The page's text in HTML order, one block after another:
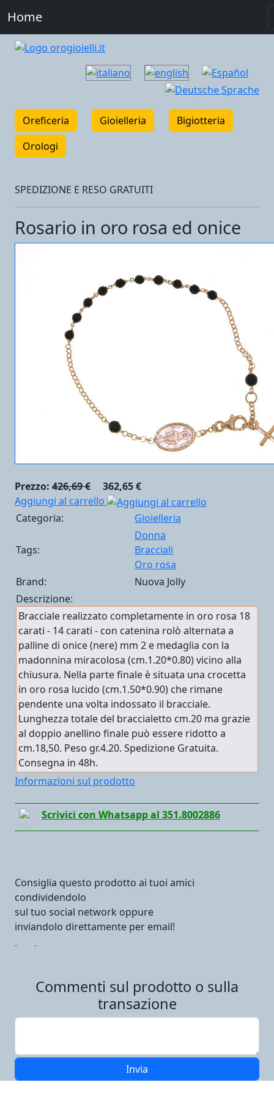
Home
Oreficeria Gioielleria
Bigiotteria
Orologi
SPEDIZIONE E RESO GRATUITI
Rosario in oro rosa ed onice
Prezzo: 426,69 €
362,65 €
Aggiungi al carrello
Categoria:
Gioielleria
Tags:
Donna
Bracciali
Oro rosa
Brand:
Nuova Jolly
Descrizione:
Bracciale realizzato completamente in oro rosa 18
carati - 14 carati - con catenina rolò alternata a
palline di onice (nere) mm 2 e medaglia con la
madonnina miracolosa (cm.1.20*0.80) vicino alla
chiusura. Nella parte finale è situata una crocetta
in oro rosa lucido (cm.1.50*0.90) che rimane
pendente una volta indossato il bracciale.
Lunghezza totale del braccialetto cm.20 ma grazie
al doppio anellino finale può essere ridotto a
cm.18,50. Peso gr.4.20. Spedizione Gratuita.
Consegna in 48h.
Informazioni sul prodotto
Scrivici con Whatsapp al 351.8002886
Consiglia questo prodotto ai tuoi amici
condividendolo
sul tuo social network oppure
inviandolo direttamente per email!
Commenti sul prodotto o sulla
transazione